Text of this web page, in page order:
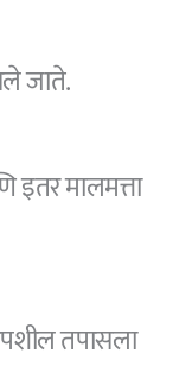
जाते.
मालमत्ता
तपासला